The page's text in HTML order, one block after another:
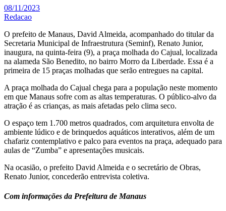
08/11/2023
Redacao
O prefeito de Manaus, David Almeida, acompanhado do titular da
Secretaria Municipal de Infraestrutura (Seminf), Renato Junior,
inaugura, na quinta-feira (9), a praça molhada do Cajual, localizada
na alameda São Benedito, no bairro Morro da Liberdade. Essa é a
primeira de 15 praças molhadas que serão entregues na capital.
A praça molhada do Cajual chega para a população neste momento
em que Manaus sofre com as altas temperaturas. O público-alvo da
atração é as crianças, as mais afetadas pelo clima seco.
O espaço tem 1.700 metros quadrados, com arquitetura envolta de
ambiente lúdico e de brinquedos aquáticos interativos, além de um
chafariz contemplativo e palco para eventos na praça, adequado para
aulas de “Zumba” e apresentações musicais.
Na ocasião, o prefeito David Almeida e o secretário de Obras,
Renato Junior, concederão entrevista coletiva.
Com informações da Prefeitura de Manaus